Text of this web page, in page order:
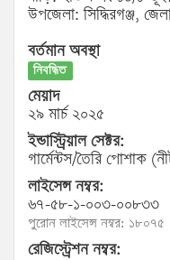
উপজেলা: সিদ্ধিরগঞ্জ,
বর্তমান অবস্থা
নিবন্ধিত
মেয়াদ
২৯ মার্চ ২০২৫
ইন্ডাস্ট্রিয়াল সেক্টর:
গার্মেন্টস/তৈরি পোশাক
লাইসেন্স নম্বর:
৬৭-৫৮-১-০০৩-০০৮৩৩
পুরোন লাইসেন্স নম্বর: ১৮০৭৫
রেজিস্ট্রেশন নম্বর: